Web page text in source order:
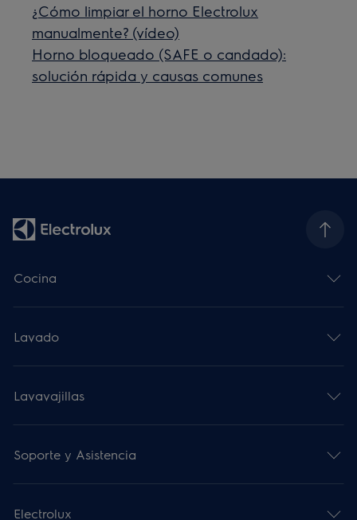
¿Cómo limpiar el horno Electrolux
manualmente? (vídeo)
Horno bloqueado (SAFE o candado):
solución rápida y causas comunes
Cocina
Lavado
Lavavajillas
Soporte y Asistencia
Electrolux